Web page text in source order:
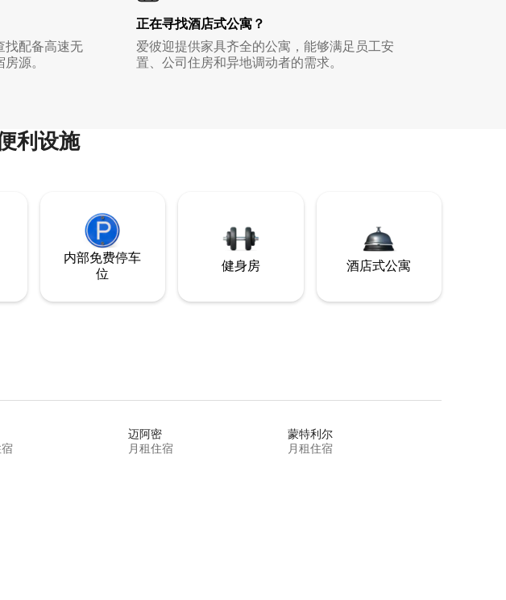
找配备高速无
源。
正在寻找酒店式公寓？
爱彼迎提供家具齐全的公寓，能够满足员工安
置、公司住房和异地调动者的需求。
利设施
内部免费停车
位
健身房 酒店式公寓
迈阿密
月租住宿
蒙特利尔
月租住宿